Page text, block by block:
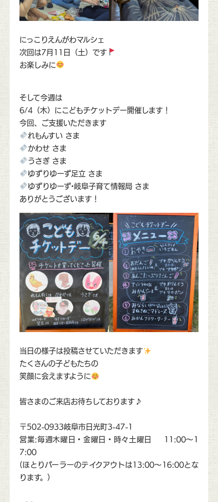
にっこりえんがわマルシェ
次回は7月11日（土）です
お楽しみに
そして今週は
6/4（木）にこどもチケットデー開催します！
今回、ご支援いただきます
れもんすい さま
かわせ さま
うさぎ さま
ゆずりゆーず足立 さま
ゆずりゆーず•岐阜子育て情報局 さま
ありがとうございます！
当日の様子は投稿させていただきます
たくさんの子どもたちの
笑顔に会えますように
皆さまのご来店お待ちしております♪
〒502-0933岐阜市日光町3-47-1
営業:毎週木曜日・金曜日・時々土曜日 11:00〜1
7:00
(ほとりパーラーのテイクアウトは13:00〜16:00とな
ります。）